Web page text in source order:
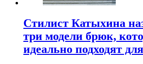
Стилист Катыхина
три модели брюк,
идеально подходят